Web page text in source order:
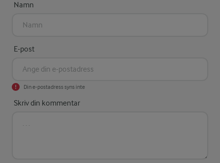
Namn
E-post
Din e-postadress syns inte
Skriv din kommentar